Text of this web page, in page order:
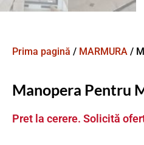
Prima pagină / MARMURA /
Manopera Pentru
Pret la cerere. Solicită